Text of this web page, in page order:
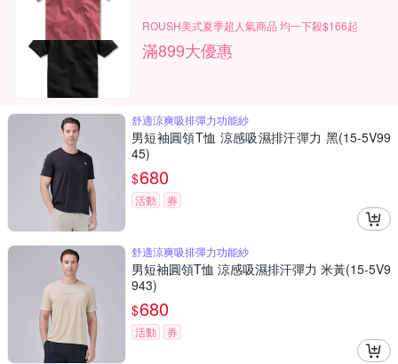
ROUSH美式夏季超人氣商品 均一下殺$166起
滿899大優惠
舒適涼爽吸排彈力功能紗
男短袖圓領T恤 涼感吸濕排汗彈力 黑(15-5V99
45)
$680
活動 券
舒適涼爽吸排彈力功能紗
男短袖圓領T恤 涼感吸濕排汗彈力 米黃(15-5V9
943)
$680
活動 券